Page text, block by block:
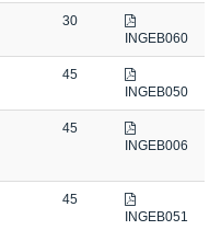
30
INGEB060
45
INGEB050
45
INGEB006
45
INGEB051